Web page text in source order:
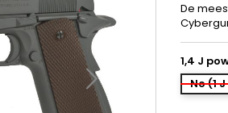
De
1,4 J
No (1